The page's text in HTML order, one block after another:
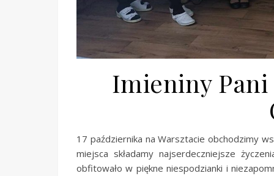
Imieniny
17 października na Warsztacie obchodzimy
miejsca składamy najserdeczniejsze
obfitowało w piękne niespodzianki i